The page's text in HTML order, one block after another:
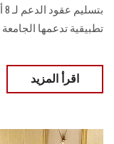
تطبيقية تدعمها الجامعة
اقرأ المزيد